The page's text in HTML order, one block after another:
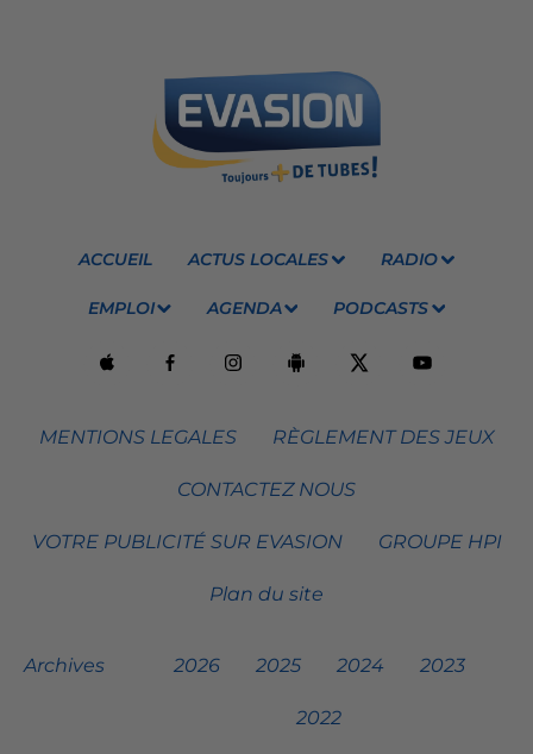
ACCUEIL ACTUS LOCALES RADIO
EMPLOI AGENDA PODCASTS
MENTIONS LEGALES RÈGLEMENT DES JEUX
CONTACTEZ NOUS
VOTRE PUBLICITÉ SUR EVASION GROUPE HPI
Plan du site
Archives 2026 2025 2024 2023
2022